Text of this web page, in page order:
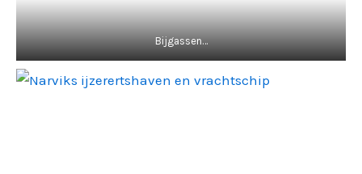
Bijgassen…